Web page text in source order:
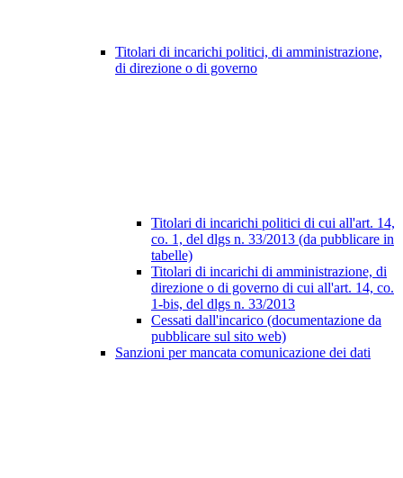
Titolari di incarichi politici, di amministrazione,
di direzione o di governo
Titolari di incarichi politici di cui all'art. 14,
co. 1, del dlgs n. 33/2013 (da pubblicare in
tabelle)
Titolari di incarichi di amministrazione, di
direzione o di governo di cui all'art. 14, co.
1-bis, del dlgs n. 33/2013
Cessati dall'incarico (documentazione da
pubblicare sul sito web)
Sanzioni per mancata comunicazione dei dati